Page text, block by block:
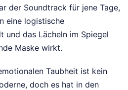
der Soundtrack für jene Tage,
eine logistische
und das Lächeln im Spiegel
Maske wirkt.
Taubheit ist kein
doch es hat in den